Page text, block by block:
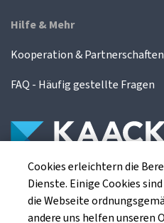
Hilfe & Mehr
Kooperation & Partnerschaften
FAQ - Häufig gestellte Fragen
Die Kaack Terminhandel GmbH
Finanzdienstleistungsinstitut
Agrarterminbörsen.
Cookies erleichtern die
Dienste. Einige Cookies
die Webseite
andere uns helfen unseren